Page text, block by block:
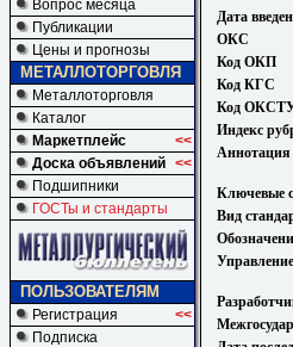
Вопрос месяца
Публикации
Цены и прогнозы
МЕТАЛЛОТОРГОВЛЯ
Металлоторговля
Каталог
Маркетплейс
<<
Доска объявлений <<
Подшипники
ГОСТы и стандарты
ПОЛЬЗОВАТЕЛЯМ
Регистрация
<<
Подписка
Дата
ОКС
Код ОКП
Код КГС
Код
Индекс
Аннотация
Ключевые
Вид